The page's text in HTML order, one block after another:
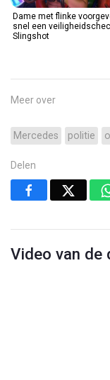
Dame met flinke
snel een
Slingshot
Meer over
Mercedes politie
Delen
Video van de